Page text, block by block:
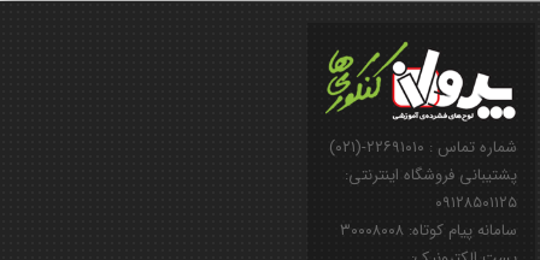
شماره تماس : ۲۲۶۹۱۰۱۰-(۰۲۱)
پشتیبانی فروشگاه اینترنتی:
۰۹۱۲۸۵۰۱۱۲۵
سامانه پیام کوتاه: ۳۰۰۰۸۰۰۸